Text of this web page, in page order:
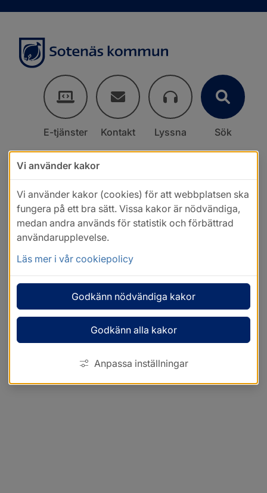
E-tjänster Kontakt Lyssna Sök
Vi använder kakor
Vi använder kakor (cookies) för att webbplatsen ska
fungera på ett bra sätt. Vissa kakor är nödvändiga,
medan andra används för statistik och förbättrad
användarupplevelse.
Läs mer i vår cookiepolicy
Godkänn nödvändiga kakor
Godkänn alla kakor
Anpassa inställningar